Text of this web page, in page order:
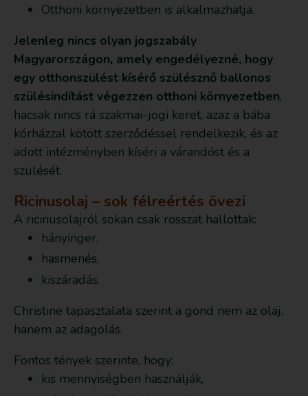
Otthoni környezetben is alkalmazhatja.
Jelenleg nincs olyan jogszabály
Magyarországon, amely engedélyezné, hogy
egy otthonszülést kísérő szülésznő ballonos
szülésindítást végezzen otthoni környezetben,
hacsak nincs rá szakmai-jogi keret, azaz a bába
kórházzal kötött szerződéssel rendelkezik, és az
adott intézményben kíséri a várandóst és a
szülését.
Ricinusolaj – sok félreértés övezi
A ricinusolajról sokan csak rosszat hallottak:
hányinger,
hasmenés,
kiszáradás.
Christine tapasztalata szerint a gond nem az olaj,
hanem az adagolás.
Fontos tények szerinte, hogy:
kis mennyiségben használják,